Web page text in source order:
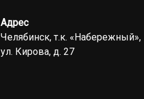
Адрес
Челябинск, т.к. «Набережный»,
ул. Кирова, д. 27